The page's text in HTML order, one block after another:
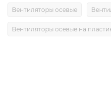
Вентиляторы осевые
Вентиляторы осевые на